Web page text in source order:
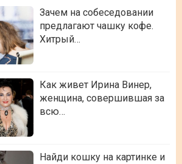
Зачем на собеседовании
предлагают чашку кофе.
Хитрый…
Как живет Ирина Винер,
женщина, совершившая за
всю…
Найди кошку на картинке и